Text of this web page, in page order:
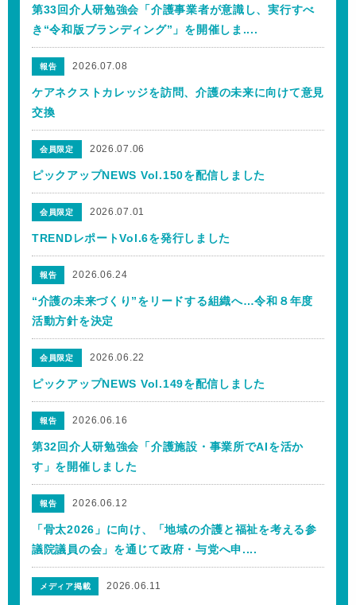
第33回介人研勉強会「介護事業者が意識し、実行すべ
き“令和版ブランディング”」を開催しま....
報告 2026.07.08
ケアネクストカレッジを訪問、介護の未来に向けて意見
交換
会員限定 2026.07.06
ピックアップNEWS Vol.150を配信しました
会員限定 2026.07.01
TRENDレポートVol.6を発行しました
報告 2026.06.24
“介護の未来づくり”をリードする組織へ…令和８年度
活動方針を決定
会員限定 2026.06.22
ピックアップNEWS Vol.149を配信しました
報告 2026.06.16
第32回介人研勉強会「介護施設・事業所でAIを活か
す」を開催しました
報告 2026.06.12
「骨太2026」に向け、「地域の介護と福祉を考える参
議院議員の会」を通じて政府・与党へ申....
メディア掲載 2026.06.11